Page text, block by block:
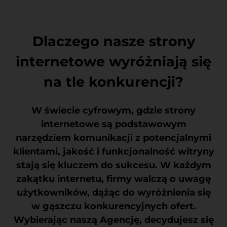
Dlaczego nasze strony
internetowe wyróżniają się
na tle konkurencji?
W świecie cyfrowym, gdzie strony
internetowe są podstawowym
narzędziem komunikacji z potencjalnymi
klientami, jakość i funkcjonalność witryny
stają się kluczem do sukcesu. W każdym
zakątku internetu, firmy walczą o uwagę
użytkowników, dążąc do wyróżnienia się
w gąszczu konkurencyjnych ofert.
Wybierając naszą Agencję, decydujesz się